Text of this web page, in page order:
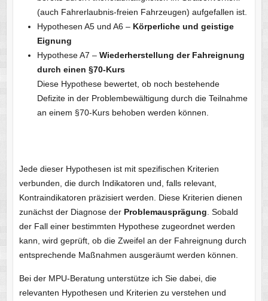
(auch Fahrerlaubnis-freien Fahrzeugen) aufgefallen ist.
Hypothesen A5 und A6 – Körperliche und geistige
Eignung
Hypothese A7 – Wiederherstellung der Fahreignung
durch einen §70-Kurs
Diese Hypothese bewertet, ob noch bestehende
Defizite in der Problembewältigung durch die Teilnahme
an einem §70-Kurs behoben werden können.
Jede dieser Hypothesen ist mit spezifischen Kriterien
verbunden, die durch Indikatoren und, falls relevant,
Kontraindikatoren präzisiert werden. Diese Kriterien dienen
zunächst der Diagnose der Problemausprägung . Sobald
der Fall einer bestimmten Hypothese zugeordnet werden
kann, wird geprüft, ob die Zweifel an der Fahreignung durch
entsprechende Maßnahmen ausgeräumt werden können.
Bei der MPU-Beratung unterstütze ich Sie dabei, die
relevanten Hypothesen und Kriterien zu verstehen und